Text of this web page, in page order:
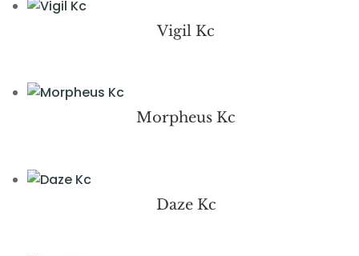
Vigil Kc
Morpheus Kc
Daze Kc